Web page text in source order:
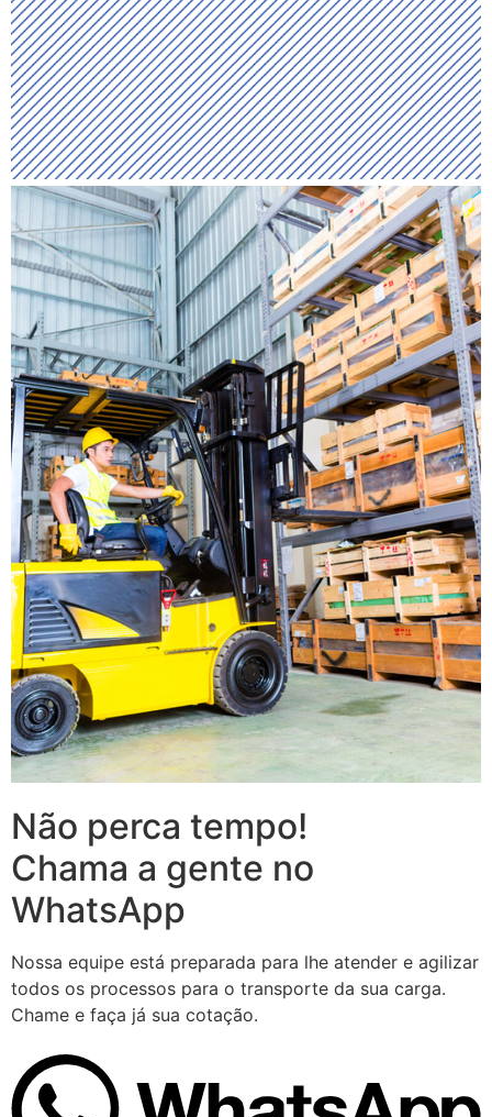
Não perca tempo!
Chama a gente no
WhatsApp
Nossa equipe está preparada para lhe atender e agilizar
todos os processos para o transporte da sua carga.
Chame e faça já sua cotação.